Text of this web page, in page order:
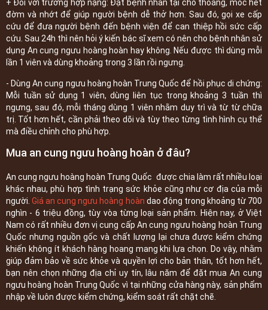
+ Đối với trường hợp nặng: Đặt bệnh nhân tại chỗ thoáng, móc hết
đờm và nhớt để giúp người bệnh dễ thở hơn. Sau đó, gọi xe cấp
cứu để đưa người bệnh đến bệnh viện để can thiệp hồi sức cấp
cứu. Sau 24h thì nên hỏi ý kiến bác sĩ xem có nên cho bệnh nhân sử
dụng An cung ngưu hoàng hoàn hay không. Nếu được thì dùng mỗi
lần 1 viên và dùng khoảng trong 3 lần rồi ngưng.
- Dùng An cung ngưu hoàng hoàn Trung Quốc để hồi phục di chứng:
Mỗi tuần sử dụng 1 viên, dùng liên tục trong khoảng 3 tuần thì
ngưng, sau đó, mỗi tháng dùng 1 viên nhằm duy trì và từ từ chữa
trị. Tốt hơn hết, cần phải theo dõi và tùy theo từng tình hình cụ thể
mà điều chỉnh cho phù hợp.
Mua an cung ngưu hoàng hoàn ở đâu?
An cung ngưu hoàng hoàn Trung Quốc được chia làm rất nhiều loại
khác nhau, phù hợp tình trạng sức khỏe cũng như cơ địa của mỗi
người.Giá an cung ngưu hoàng hoàn dao động trong khoảng từ 700
nghìn - 6 triệu đồng, tùy vòa từng loại sản phẩm. Hiện nay, ở Việt
Nam có rất nhiều đơn vị cung cấp An cung ngưu hoàng hoàn Trung
Quốc nhưng nguồn gốc và chất lượng lại chưa được kiểm chứng
khiến không ít khách hàng hoang mang khi lựa chọn. Do vậy, nhằm
giúp đảm bảo về sức khỏe và quyền lợi cho bản thân, tốt hơn hết,
bạn nên chọn những địa chỉ uy tín, lâu năm để đặt mua An cung
ngưu hoàng hoàn Trung Quốc vì tại những cửa hàng này, sản phẩm
nhập về luôn được kiểm chứng, kiểm soát rất chặt chẽ.